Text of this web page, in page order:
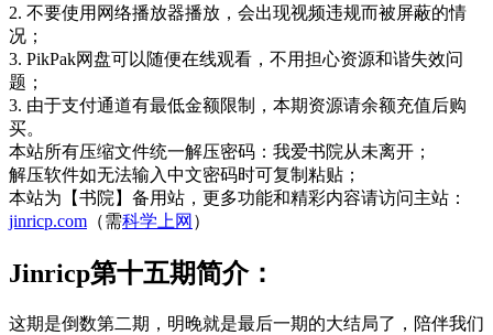
2. 不要使用网络播放器播放，会出现视频违规而被屏蔽的情
况；
3. PikPak网盘可以随便在线观看，不用担心资源和谐失效问
题；
3. 由于支付通道有最低金额限制，本期资源请余额充值后购
买。
本站所有压缩文件统一解压密码：我爱书院从未离开；
解压软件如无法输入中文密码时可复制粘贴；
本站为【书院】备用站，更多功能和精彩内容请访问主站：
jinricp.com （需科学上网 ）
Jinricp第十五期简介：
这期是倒数第二期，明晚就是最后一期的大结局了，陪伴我们